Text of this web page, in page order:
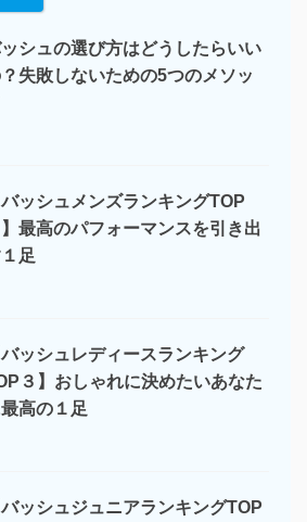
シュの選び方はどうしたらいい
失敗しないための5つのメソッ
バッシュメンズランキングTOP
】最高のパフォーマンスを引き出
足
バッシュレディースランキング
３】おしゃれに決めたいあなた
高の１足
バッシュジュニアランキングTOP